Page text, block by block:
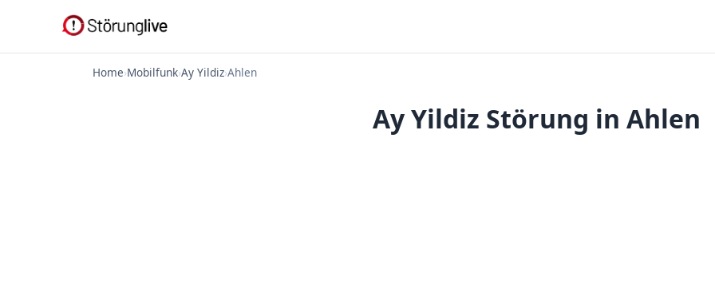
Home›Mobilfunk›Ay Yildiz›Ahlen
Ay Yildiz Störung in Ahlen